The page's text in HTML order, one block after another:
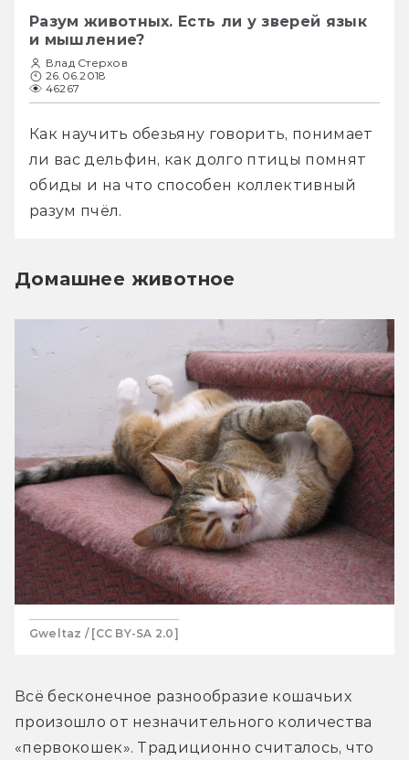
Разум животных. Есть ли у зверей язык
и мышление?
Влад Стерхов
26.06.2018
46267
Как научить обезьяну говорить, понимает
ли вас дельфин, как долго птицы помнят
обиды и на что способен коллективный
разум пчёл.
Домашнее животное
Gweltaz / [CC BY-SA 2.0]
Всё бесконечное разнообразие кошачьих
произошло от незначительного количества
«первокошек». Традиционно считалось, что